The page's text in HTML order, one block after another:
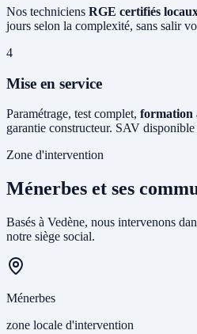
Nos techniciens RGE certifiés
jours selon la complexité, sans salir
4
Mise en service
Paramétrage, test complet, formation
garantie constructeur. SAV disponible
Zone d'intervention
Ménerbes et ses
Basés à Vedène, nous intervenons
notre siège social.
Ménerbes
zone locale d'intervention